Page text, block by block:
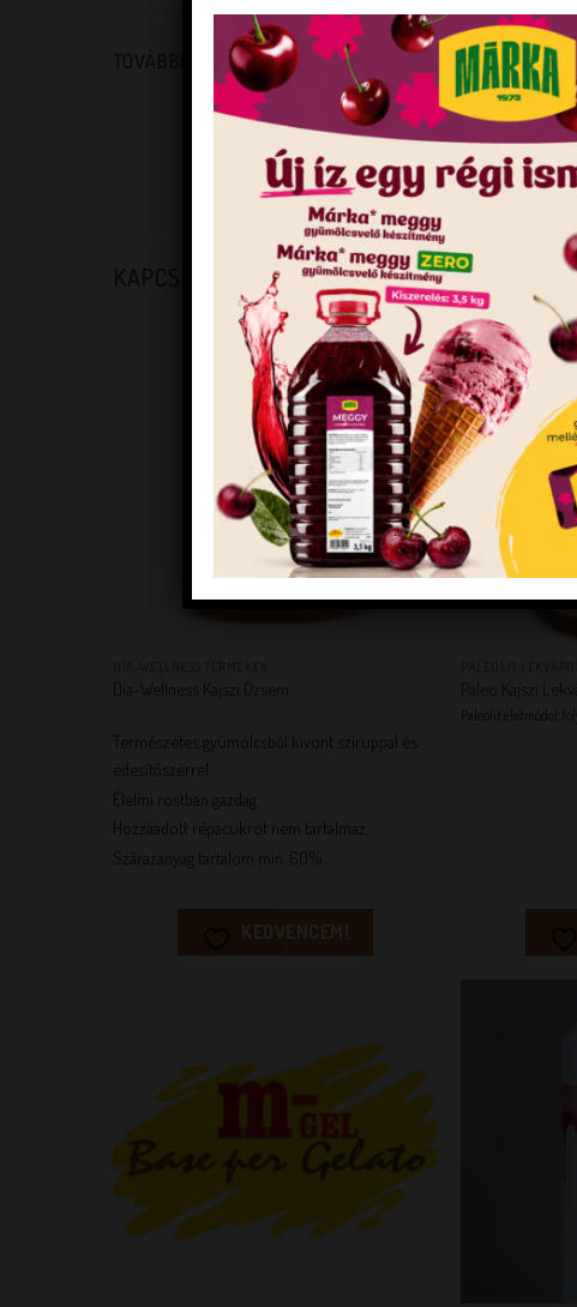
TOVÁBBI INFORMÁCIÓK TÖMEG
FORGALMAZÓI KÓD
VONALKÓD
KAPCSOLÓDÓ TERMÉKEK
KEDVENCEM!
Dia-Wellness Kajszi Dzsem
Természetes gyümölcsből kivont sziruppal és
édesítőszerrel.
Élelmi rostban gazdag.
Hozzáadott répacukrot nem tartalmaz.
Szárazanyag tartalom min. 60%.
KEDVENCEM!
Paleo Kajszi
Paleolit életmódot
KEDVENCEM!